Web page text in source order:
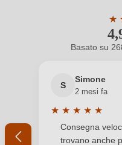
Produttore
Nuovo
Il tuo indirizzo e-mail
★
Basato su
S
Simone
2 mesi fa
★ ★ ★ ★ ★
Valutazione
Consegna
trovano anche